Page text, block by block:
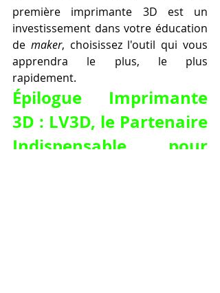
première imprimante 3D est un
investissement dans votre éducation
de maker, choisissez l'outil qui vous
apprendra le plus, le plus
rapidement.
Épilogue Imprimante
3D : LV3D, le Partenaire
Indispensable pour